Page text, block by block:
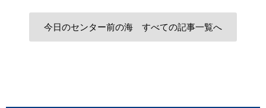
今日のセンター前の海 すべての記事一覧へ